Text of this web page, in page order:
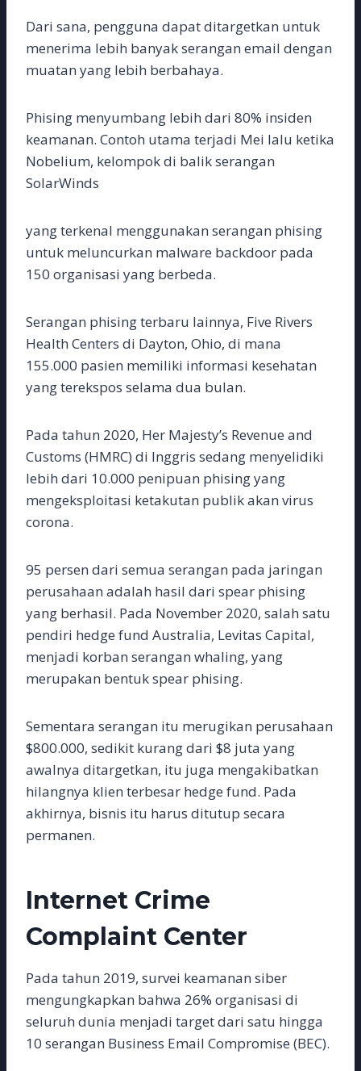
Dari sana, pengguna dapat ditargetkan untuk
menerima lebih banyak serangan email dengan
muatan yang lebih berbahaya.
Phising menyumbang lebih dari 80% insiden
keamanan. Contoh utama terjadi Mei lalu ketika
Nobelium, kelompok di balik serangan
SolarWinds
yang terkenal menggunakan serangan phising
untuk meluncurkan malware backdoor pada
150 organisasi yang berbeda.
Serangan phising terbaru lainnya, Five Rivers
Health Centers di Dayton, Ohio, di mana
155.000 pasien memiliki informasi kesehatan
yang terekspos selama dua bulan.
Pada tahun 2020, Her Majesty’s Revenue and
Customs (HMRC) di Inggris sedang menyelidiki
lebih dari 10.000 penipuan phising yang
mengeksploitasi ketakutan publik akan virus
corona.
95 persen dari semua serangan pada jaringan
perusahaan adalah hasil dari spear phising
yang berhasil. Pada November 2020, salah satu
pendiri hedge fund Australia, Levitas Capital,
menjadi korban serangan whaling, yang
merupakan bentuk spear phising.
Sementara serangan itu merugikan perusahaan
$800.000, sedikit kurang dari $8 juta yang
awalnya ditargetkan, itu juga mengakibatkan
hilangnya klien terbesar hedge fund. Pada
akhirnya, bisnis itu harus ditutup secara
permanen.
Internet Crime
Complaint Center
Pada tahun 2019, survei keamanan siber
mengungkapkan bahwa 26% organisasi di
seluruh dunia menjadi target dari satu hingga
10 serangan Business Email Compromise (BEC).